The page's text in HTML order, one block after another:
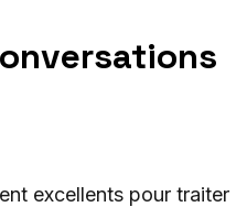
excellents pour traiter